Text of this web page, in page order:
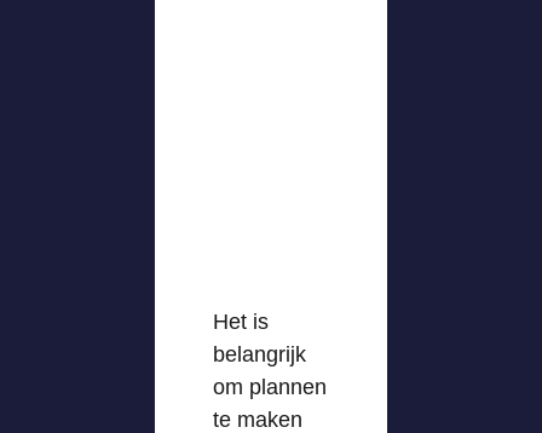
Het is
belangrijk
om plannen
te maken